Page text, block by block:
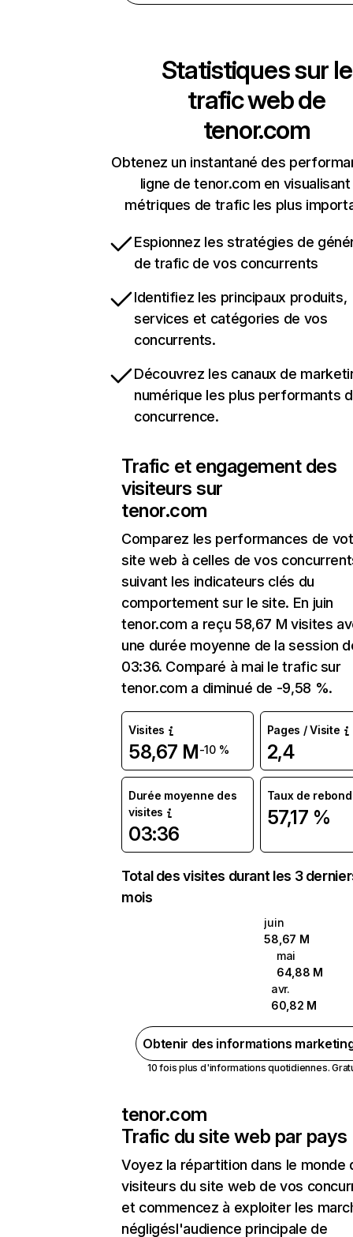
Statistiques sur le
trafic web de
tenor.com
Obtenez un instantané des
ligne de tenor.com en
métriques de trafic les plus
Espionnez les stratégies de
de trafic de vos concurrents
Identifiez les principaux produits,
services et catégories de vos
concurrents.
Découvrez les canaux de
numérique les plus performants
concurrence.
Trafic et engagement des
visiteurs sur
tenor.com
Comparez les performances de
site web à celles de vos
suivant les indicateurs clés du
comportement sur le site. En juin
tenor.com a reçu 58,67 M visites
une durée moyenne de la session
03:36. Comparé à mai le trafic sur
tenor.com a diminué de -9,58 %.
Visites
58,67 M-10 %
Pages / Visite
2,4
Durée moyenne des
visites
03:36
Taux de rebond
57,17 %
Total des visites durant les 3
mois
juin
58,67 M
mai
64,88 M
avr.
60,82 M
Obtenir des informations
10 fois plus d'informations quotidiennes.
tenor.com
Trafic du site web par pays
Voyez la répartition dans le monde
visiteurs du site web de vos
et commencez à exploiter les
négligésl'audience principale de